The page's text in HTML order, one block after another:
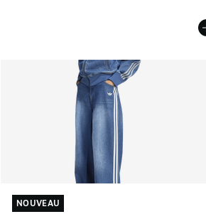
NOUVEAU
NOUVEAU